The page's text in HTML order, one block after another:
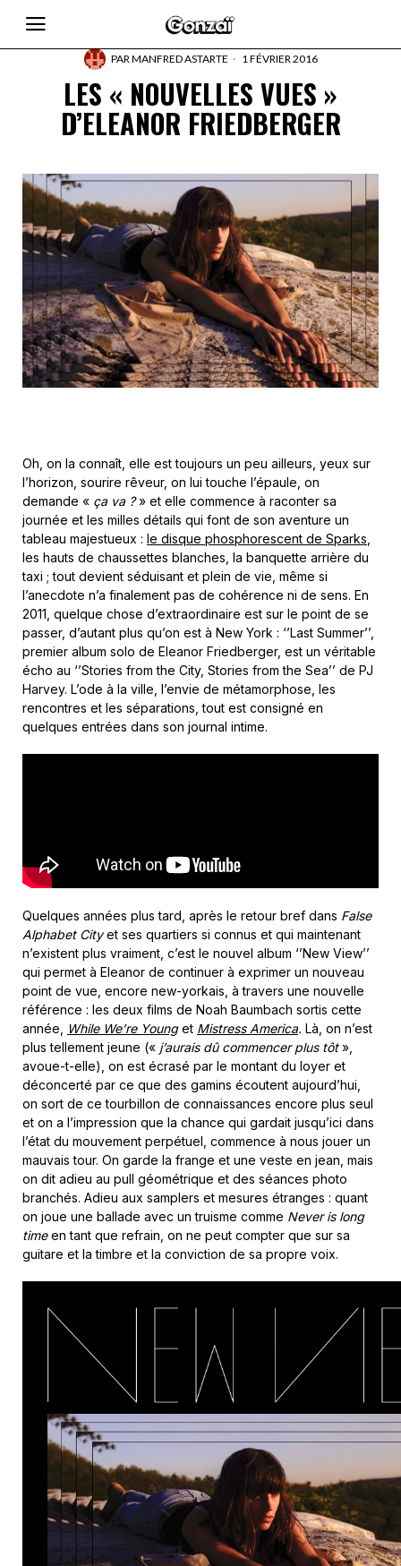
PARMANFRED ASTARTE 1 FÉVRIER 2016
LES « NOUVELLES VUES »
D’ELEANOR FRIEDBERGER
Oh, on la connaît, elle est toujours un peu ailleurs, yeux sur
l’horizon, sourire rêveur, on lui touche l’épaule, on
demande « ça va ?» et elle commence à raconter sa
journée et les milles détails qui font de son aventure un
tableau majestueux : le disque phosphorescent de Sparks
les hauts de chaussettes blanches, la banquette arrière du
taxi ; tout devient séduisant et plein de vie, même si
l’anecdote n’a finalement pas de cohérence ni de sens. En
2011, quelque chose d’extraordinaire est sur le point de se
passer, d’autant plus qu’on est à New York : ‘’Last Summer’’,
premier album solo de Eleanor Friedberger, est un véritable
écho au ‘’Stories from the City, Stories from the Sea’’ de PJ
Harvey. L’ode à la ville, l’envie de métamorphose, les
rencontres et les séparations, tout est consigné en
quelques entrées dans son journal intime.
Quelques années plus tard, après le retour bref dans False
Alphabet Cityet ses quartiers si connus et qui maintenant
n’existent plus vraiment, c’est le nouvel album ‘’New View’’
qui permet à Eleanor de continuer à exprimer un nouveau
point de vue, encore new-yorkais, à travers une nouvelle
référence : les deux films de Noah Baumbach sortis cette
année,
While We’re Younget Mistress America. Là, on n’est
plus tellement jeune (« j’aurais dû commencer plus tôt»,
avoue-t-elle), on est écrasé par le montant du loyer et
déconcerté par ce que des gamins écoutent aujourd’hui,
on sort de ce tourbillon de connaissances encore plus seul
et on a l’impression que la chance qui gardait jusqu’ici dans
l’état du mouvement perpétuel, commence à nous jouer un
mauvais tour. On garde la frange et une veste en jean, mais
on dit adieu au pull géométrique et des séances photo
branchés. Adieu aux samplers et mesures étranges : quant
on joue une ballade avec un truisme comme Never is long
timeen tant que refrain, on ne peut compter que sur sa
guitare et la timbre et la conviction de sa propre voix.